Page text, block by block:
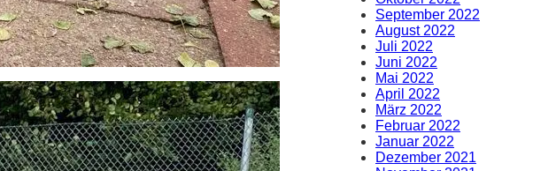
September 2022
August 2022
Juli 2022
Juni 2022
Mai 2022
April 2022
März 2022
Februar 2022
Januar 2022
Dezember 2021